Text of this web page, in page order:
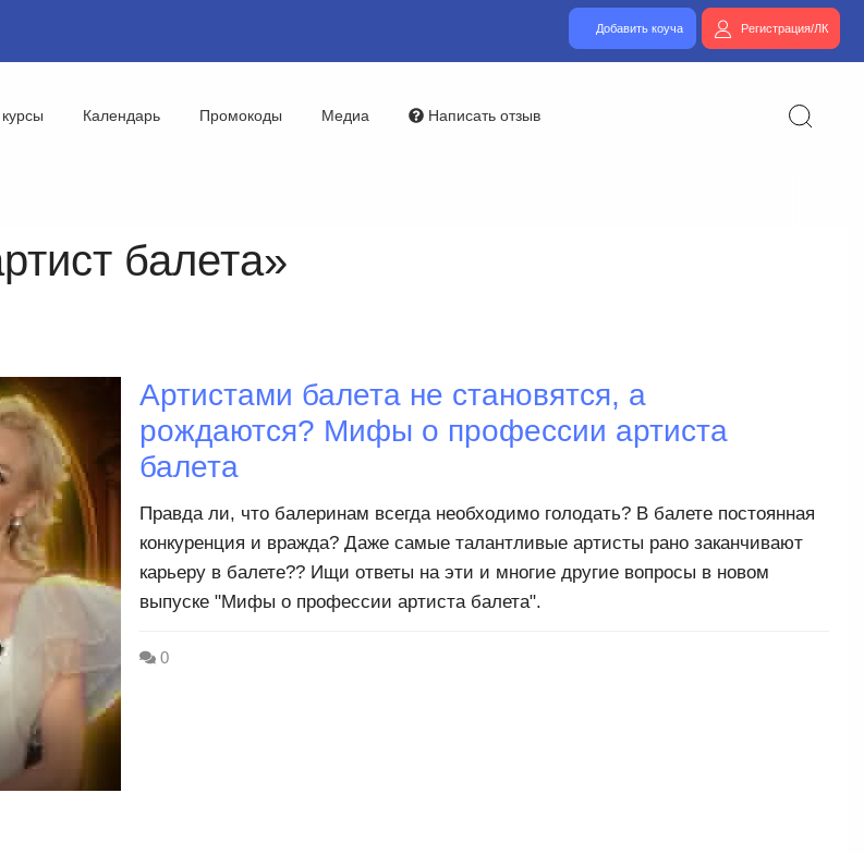
Добавить коуча Регистрация/ЛК
Календарь Промокоды Медиа Написать отзыв
балета»
Артистами балета не становятся, а
рождаются? Мифы о профессии артиста
балета
Правда ли, что балеринам всегда необходимо голодать? В балете постоянная
конкуренция и вражда? Даже самые талантливые артисты рано заканчивают
карьеру в балете?? Ищи ответы на эти и многие другие вопросы в новом
выпуске "Мифы о профессии артиста балета".
0